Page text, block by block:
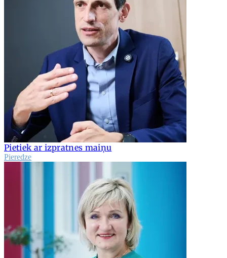
Pietiek ar izpratnes maiņu
Pieredze